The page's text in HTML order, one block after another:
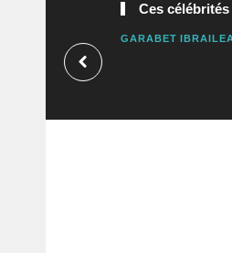
Ces
GARABET